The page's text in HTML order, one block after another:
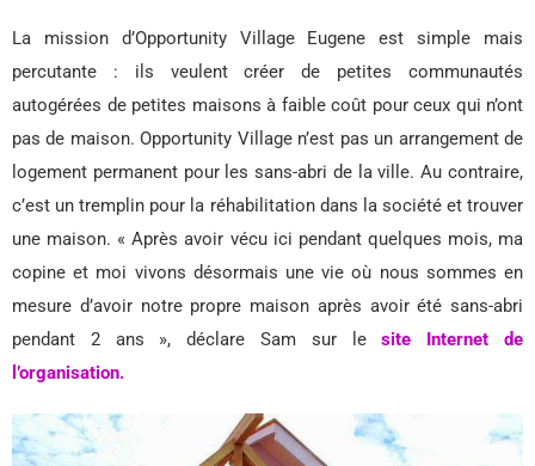
La mission d’Opportunity Village Eugene est simple mais
percutante : ils veulent créer de petites communautés
autogérées de petites maisons à faible coût pour ceux qui n’ont
pas de maison. Opportunity Village n’est pas un arrangement de
logement permanent pour les sans-abri de la ville. Au contraire,
c’est un tremplin pour la réhabilitation dans la société et trouver
une maison. « Après avoir vécu ici pendant quelques mois, ma
copine et moi vivons désormais une vie où nous sommes en
mesure d’avoir notre propre maison après avoir été sans-abri
pendant 2 ans », déclare Sam sur lesite Internet de
l’organisation.